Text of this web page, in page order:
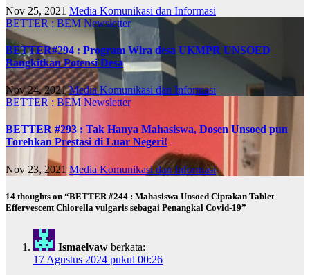
Nov 25, 2021 Media Komunikasi dan Informasi
BETTER : BEM Newsletter
BETTER#294 : Program Wira desa UKMPR UNSOED
Bangkitkan Potensi Desa
Nov 24, 2021Media Komunikasi dan Informasi
BETTER : BEM Newsletter
BETTER #293 : Tak Hanya Mahasiswa, Dosen Unsoed pun
Torehkan Prestasi di Luar Negeri!
Nov 23, 2021 Media Komunikasi dan Informasi
14 thoughts on “BETTER #244 : Mahasiswa Unsoed Ciptakan Tablet
Effervescent Chlorella vulgaris sebagai Penangkal Covid-19”
Ismaelvaw berkata:
17 Agustus 2024 pukul 00:26